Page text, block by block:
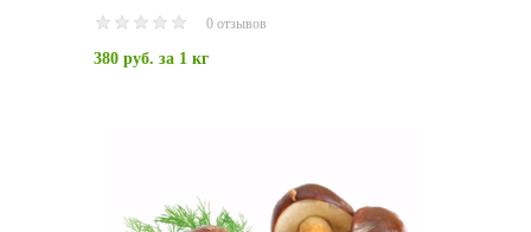
0 отзывов
380 руб. за 1 кг